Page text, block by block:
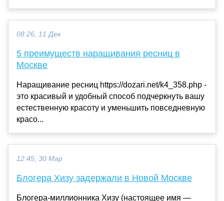
08:26, 11 Дек
5 преимуществ наращивания ресниц в
Москве
Наращивание ресниц https://dozari.net/k4_358.php -
это красивый и удобный способ подчеркнуть вашу
естественную красоту и уменьшить повседневную
красо...
12:45, 30 Мар
Блогера Хизу задержали в Новой Москве
Блогера-миллионника Хизу (настоящее имя —